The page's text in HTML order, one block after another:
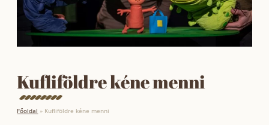
Kufliföldre kéne menni
Főoldal » Kufliföldre kéne menni